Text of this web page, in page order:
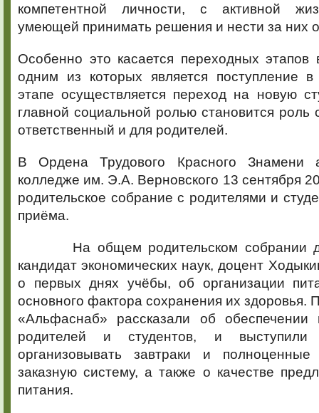
компетентной личности, с активной
умеющей принимать решения и нести за них
Особенно это касается переходных этапов
одним из которых является поступление
этапе осуществляется переход на новую
главной социальной ролью становится роль
ответственный и для родителей.
В Ордена Трудового Красного Знамени
колледже им. Э.А. Верновского 13 сентября
родительское собрание с родителями и
приёма.
На общем родительском собрании
кандидат экономических наук, доцент
о первых днях учёбы, об организации
основного фактора сохранения их
«Альфаснаб» рассказали об обеспечении
родителей и студентов, и
организовывать завтраки и
заказную систему, а также о качестве
питания.